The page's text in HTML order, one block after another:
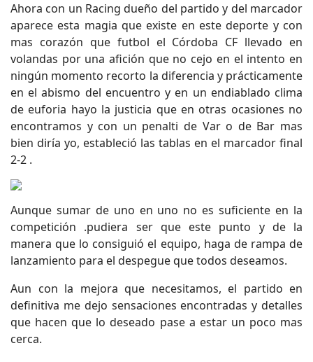
Ahora con un Racing dueño del partido y del marcador
aparece esta magia que existe en este deporte y con
mas corazón que futbol el Córdoba CF llevado en
volandas por una afición que no cejo en el intento en
ningún momento recorto la diferencia y prácticamente
en el abismo del encuentro y en un endiablado clima
de euforia hayo la justicia que en otras ocasiones no
encontramos y con un penalti de Var o de Bar mas
bien diría yo, estableció las tablas en el marcador final
2-2 .
Aunque sumar de uno en uno no es suficiente en la
competición .pudiera ser que este punto y de la
manera que lo consiguió el equipo, haga de rampa de
lanzamiento para el despegue que todos deseamos.
Aun con la mejora que necesitamos, el partido en
definitiva me dejo sensaciones encontradas y detalles
que hacen que lo deseado pase a estar un poco mas
cerca.